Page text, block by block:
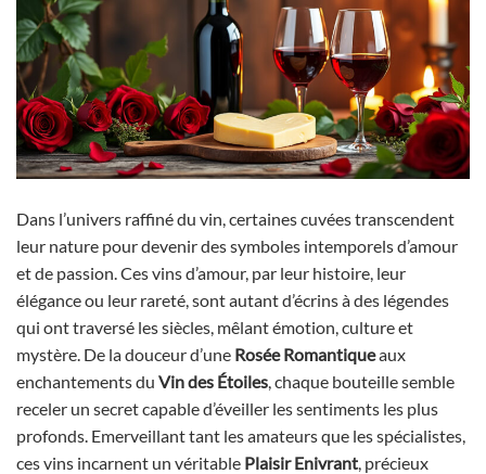
Dans l’univers raffiné du vin, certaines cuvées transcendent
leur nature pour devenir des symboles intemporels d’amour
et de passion. Ces vins d’amour, par leur histoire, leur
élégance ou leur rareté, sont autant d’écrins à des légendes
qui ont traversé les siècles, mêlant émotion, culture et
mystère. De la douceur d’une Rosée Romantiqueaux
enchantements du Vin des Étoiles , chaque bouteille semble
receler un secret capable d’éveiller les sentiments les plus
profonds. Emerveillant tant les amateurs que les spécialistes,
ces vins incarnent un véritable Plaisir Enivrant , précieux